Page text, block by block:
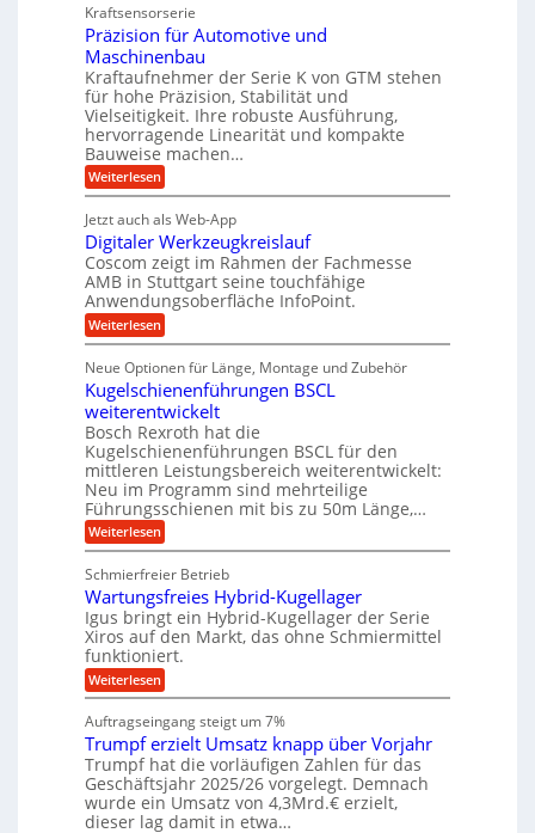
c
i
n
d
e
t
r
i
e
b
e
f
ü
r
r
a
e
U
m
g
e
b
u
n
g
e
n
n
d
A
u
f
t
r
a
g
s
e
i
n
g
a
n
g
l
o
s
e
,
w
e
n
i
g
e
r
S
t
e
l
e
n
h
n
s
t
a
n
g
e
n
g
e
t
r
i
e
b
e
f
ü
r
r
ä
i
s
e
H
u
b
b
e
w
e
g
u
n
g
e
n
Kraftsensorserie
Präzision für Automotive und
Maschinenbau
Kraftaufnehmer der Serie K von GTM stehen
für hohe Präzision, Stabilität und
Vielseitigkeit. Ihre robuste Ausführung,
hervorragende Linearität und kompakte
Bauweise machen…
Weiterlesen:
P
ä
z
i
s
i
o
n
f
r
A
u
t
o
m
o
t
i
v
e
n
d
M
a
s
c
h
i
e
n
b
a
u
Jetzt auch als Web-App
Digitaler Werkzeugkreislauf
Coscom zeigt im Rahmen der Fachmesse
AMB in Stuttgart seine touchfähige
Anwendungsoberfläche InfoPoint.
Weiterlesen:
D
g
i
t
a
l
e
r
W
e
r
k
z
e
u
g
k
r
e
i
s
a
u
f
Neue Optionen für Länge, Montage und Zubehör
Kugelschienenführungen BSCL
weiterentwickelt
Bosch Rexroth hat die
Kugelschienenführungen BSCL für den
mittleren Leistungsbereich weiterentwickelt:
Neu im Programm sind mehrteilige
Führungsschienen mit bis zu 50m Länge,…
Weiterlesen:
K
g
e
l
s
c
h
i
e
e
n
f
ü
h
r
Schmierfreier Betrieb
Wartungsfreies Hybrid-Kugellager
Igus bringt ein Hybrid-Kugellager der Serie
Xiros auf den Markt, das ohne Schmiermittel
funktioniert.
Weiterlesen:
W
r
t
u
n
g
s
f
Auftragseingang steigt um 7%
Trumpf erzielt Umsatz knapp über Vorjahr
Trumpf hat die vorläufigen Zahlen für das
Geschäftsjahr 2025/26 vorgelegt. Demnach
wurde ein Umsatz von 4,3Mrd.€ erzielt,
dieser lag damit in etwa…